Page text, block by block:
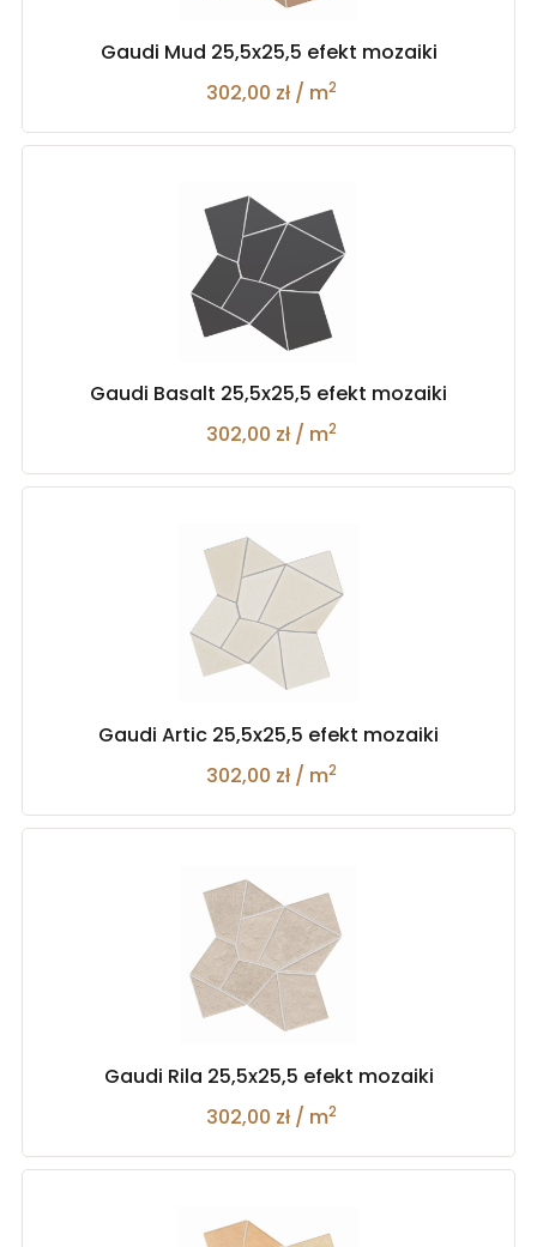
Gaudi Mud 25,5x25,5 efekt mozaiki
302,00 zł / m2
Gaudi Basalt 25,5x25,5 efekt mozaiki
302,00 zł / m2
Gaudi Artic 25,5x25,5 efekt mozaiki
302,00 zł / m2
Gaudi Rila 25,5x25,5 efekt mozaiki
302,00 zł / m2